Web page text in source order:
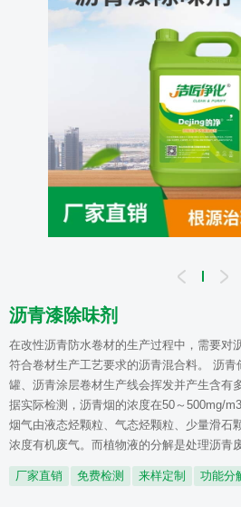
沥青漆除味剂
在改性沥青防水卷材的生产过程中，需要对
符合卷材生产工艺要求的沥青混合料。 沥
罐、沥青涂层卷材生产线会挥发并产生含有
据实际检测，沥青烟的浓度在50～500mg/
烟气由液态烃颗粒、气态烃颗粒、少量滑石
浓度有机废气。而植物液的分解是处理沥青
厂家直销 免费检测 来样定制 功能分